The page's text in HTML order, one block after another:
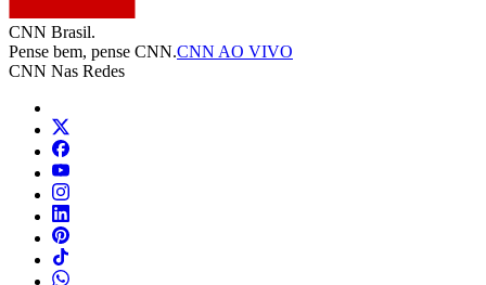
CNN Brasil.
Pense bem, pense CNN.CNN AO VIVO
CNN Nas Redes